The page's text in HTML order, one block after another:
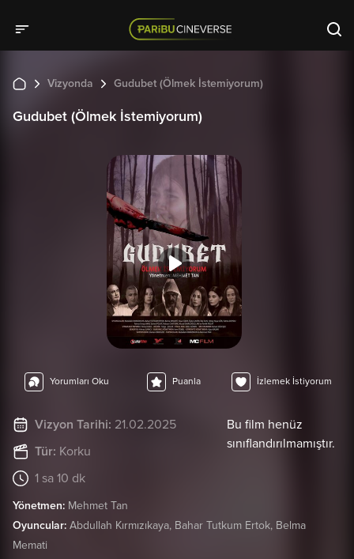
Vizyonda Gudubet (Ölmek İstemiyorum)
Gudubet (Ölmek İstemiyorum)
Yorumları Oku Puanla İzlemek İstiyorum
Vizyon Tarihi: 21.02.2025
Tür: Korku
1 sa 10 dk
Bu film henüz
sınıflandırılmamıştır.
Yönetmen: Mehmet Tan
Oyuncular: Abdullah Kırmızıkaya, Bahar Tutkum Ertok, Belma
Memati